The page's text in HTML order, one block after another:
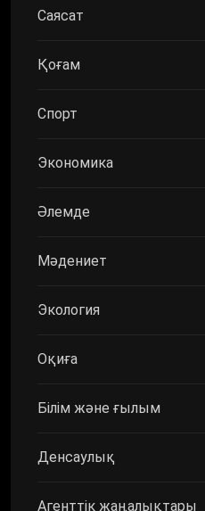
Саясат
Қоғам
Спорт
Экономика
Әлемде
Мәдениет
Экология
Оқиға
Білім және ғылым
Денсаулық
Агенттік жаңалықтары